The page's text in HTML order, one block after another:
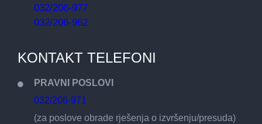
032/206-977
032/206-962
KONTAKT TELEFONI
PRAVNI POSLOVI
032/206-971
(za poslove obrade rješenja o izvršenju/presuda)